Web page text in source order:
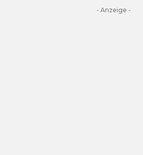
- Anzeige -